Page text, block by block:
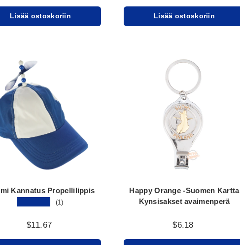
Lisää ostoskoriin Lisää ostoskoriin
Kannatus Propellilippis
(1)
$11.67
Happy Orange -Suomen Kartta
Kynsisakset avaimenperä
$6.18